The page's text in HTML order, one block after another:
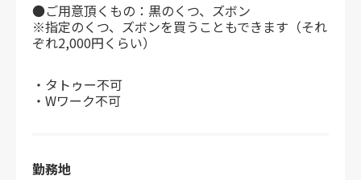
●ご用意頂くもの：黒のくつ、ズボン
※指定のくつ、ズボンを買うこともできます（それ
ぞれ2,000円くらい）
・タトゥー不可
・Wワーク不可
勤務地